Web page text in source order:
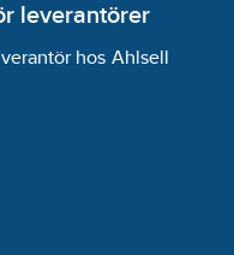
leverantörer
hos Ahlsell